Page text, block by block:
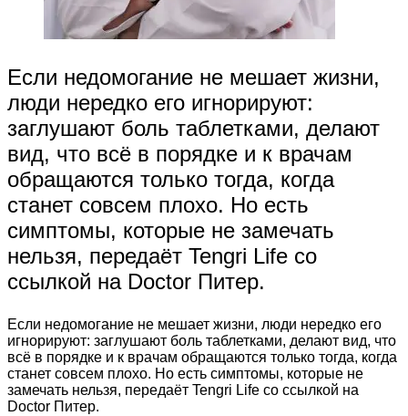
Если недомогание не мешает жизни,
люди нередко его игнорируют:
заглушают боль таблетками, делают
вид, что всё в порядке и к врачам
обращаются только тогда, когда
станет совсем плохо. Но есть
симптомы, которые не замечать
нельзя, передаёт Tengri Life со
ссылкой на Doctor Питер.
Если недомогание не мешает жизни, люди нередко его
игнорируют: заглушают боль таблетками, делают вид, что
всё в порядке и к врачам обращаются только тогда, когда
станет совсем плохо. Но есть симптомы, которые не
замечать нельзя, передаёт Tengri Life со ссылкой на
Doctor Питер.